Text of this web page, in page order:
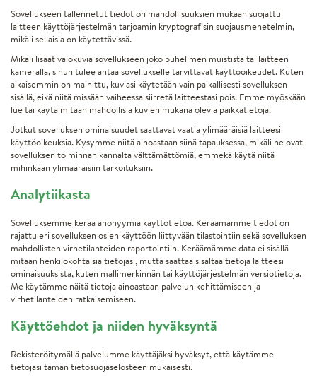
Sovellukseen tallennetut tiedot on mahdollisuuksien mukaan suojattu
laitteen käyttöjärjestelmän tarjoamin kryptografisin suojausmenetelmin,
mikäli sellaisia on käytettävissä.
Mikäli lisäät valokuvia sovellukseen joko puhelimen muistista tai laitteen
kameralla, sinun tulee antaa sovellukselle tarvittavat käyttöoikeudet. Kuten
aikaisemmin on mainittu, kuviasi käytetään vain paikallisesti sovelluksen
sisällä, eikä niitä missään vaiheessa siirretä laitteestasi pois. Emme myöskään
lue tai käytä mitään mahdollisia kuvien mukana olevia paikkatietoja.
Jotkut sovelluksen ominaisuudet saattavat vaatia ylimääräisiä laitteesi
käyttöoikeuksia. Kysymme niitä ainoastaan siinä tapauksessa, mikäli ne ovat
sovelluksen toiminnan kannalta välttämättömiä, emmekä käytä niitä
mihinkään ylimääräisiin tarkoituksiin.
Analytiikasta
Sovelluksemme kerää anonyymiä käyttötietoa. Keräämämme tiedot on
rajattu eri sovelluksen osien käyttöön liittyvään tilastointiin sekä sovelluksen
mahdollisten virhetilanteiden raportointiin. Keräämämme data ei sisällä
mitään henkilökohtaisia tietojasi, mutta saattaa sisältää tietoja laitteesi
ominaisuuksista, kuten mallimerkinnän tai käyttöjärjestelmän versiotietoja.
Me käytämme näitä tietoja ainoastaan palvelun kehittämiseen ja
virhetilanteiden ratkaisemiseen.
Käyttöehdot ja niiden hyväksyntä
Rekisteröitymällä palvelumme käyttäjäksi hyväksyt, että käytämme
tietojasi tämän tietosuojaselosteen mukaisesti.